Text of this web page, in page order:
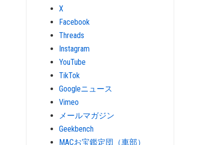
X
Facebook
Threads
Instagram
YouTube
TikTok
Googleニュース
Vimeo
メールマガジン
Geekbench
MACお宝鑑定団（車部）